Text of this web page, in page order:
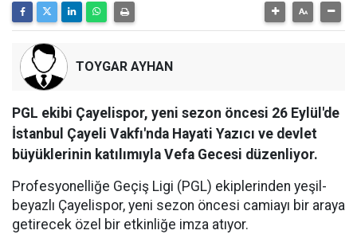
TOYGAR AYHAN
PGL ekibi Çayelispor, yeni sezon öncesi 26 Eylül'de
İstanbul Çayeli Vakfı'nda Hayati Yazıcı ve devlet
büyüklerinin katılımıyla Vefa Gecesi düzenliyor.
Profesyonelliğe Geçiş Ligi (PGL) ekiplerinden yeşil-
beyazlı Çayelispor, yeni sezon öncesi camiayı bir araya
getirecek özel bir etkinliğe imza atıyor.